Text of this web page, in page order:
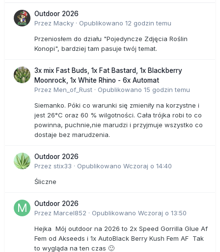
Outdoor 2026
Przez Macky · Opublikowano 12 godzin temu
Przeniosłem do działu "Pojedyncze Zdjęcia Roślin
Konopi", bardziej tam pasuje twój temat.
3x mix Fast Buds, 1x Fat Bastard, 1x Blackberry
Moonrock, 1x White Rhino - 6x Automat
Przez Men_of_Rust · Opublikowano 15 godzin temu
Siemanko. Póki co warunki się zmieniły na korzystne i
jest 26°C oraz 60 % wilgotności. Cała trójka robi to co
powinna, puchnie,nie marudzi i przyjmuje wszystko co
dostaje bez marudzenia.
Outdoor 2026
Przez stix33 · Opublikowano Wczoraj o 14:40
Śliczne
Outdoor 2026
Przez Marcel852 · Opublikowano Wczoraj o 13:50
Hejka Mój outdoor na 2026 to 2x Speed Gorrilla Glue Af
Fem od Akseeds i 1x AutoBlack Berry Kush Fem AF Tak
to wygląda na ten czas 🙂